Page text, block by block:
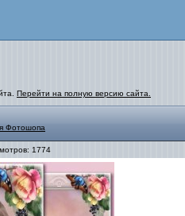
Перейти на полную версию сайта.
Фотошопа
1774